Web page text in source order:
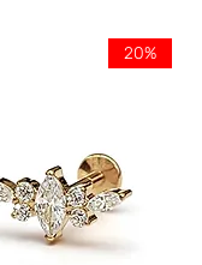
20%